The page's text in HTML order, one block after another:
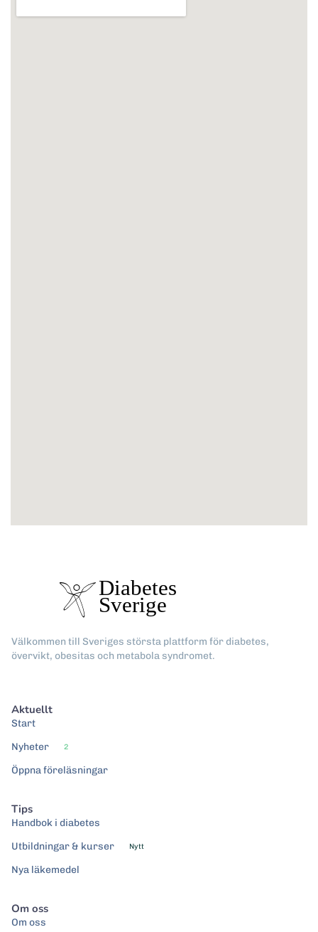
Välkommen till Sveriges största plattform för diabetes,
övervikt, obesitas och metabola syndromet.
Aktuellt
Start
Nyheter
2
Öppna föreläsningar
Tips
Handbok i diabetes
Utbildningar & kurser
Nytt
Nya läkemedel
Om oss
Om oss